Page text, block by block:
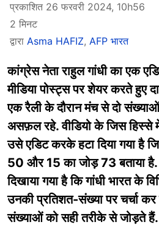
प्रकाशित 26 फरवरी 2024, 10h56
2 मिनट
द्वारा Asma HAFIZ, AFP भारत
कांग्रेस नेता राहुल गांधी का एक
मीडिया पोस्ट्स पर शेयर करते हुए
एक रैली के दौरान मंच से दो
असफ़ल रहे. वीडियो के जिस
उसे एडिट करके हटा दिया गया है
50 और 15 का जोड़ 73 बताया है.
दिखाया गया है कि गांधी भारत के
उनकी प्रतिशत-संख्या पर चर्चा कर
संख्याओं को सही तरीके से जोड़ते हैं.